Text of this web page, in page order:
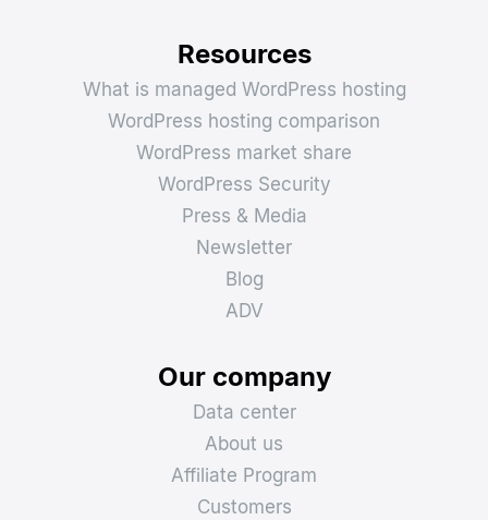
Resources
What is managed WordPress hosting
WordPress hosting comparison
WordPress market share
WordPress Security
Press & Media
Newsletter
Blog
ADV
Our company
Data center
About us
Affiliate Program
Customers